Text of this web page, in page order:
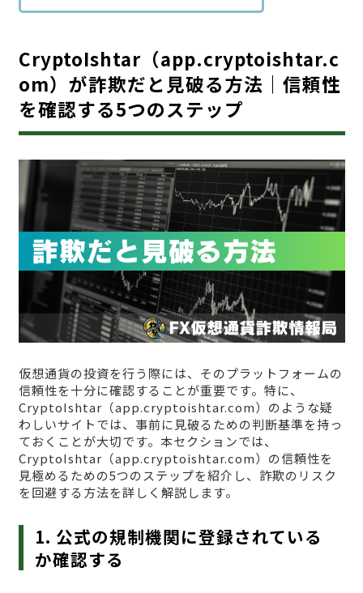
CryptoIshtar（app.cryptoishtar.c
om）が詐欺だと見破る方法｜信頼性
を確認する5つのステップ
仮想通貨の投資を行う際には、そのプラットフォームの
信頼性を十分に確認することが重要です。特に、
CryptoIshtar（app.cryptoishtar.com）のような疑
わしいサイトでは、事前に見破るための判断基準を持っ
ておくことが大切です。本セクションでは、
CryptoIshtar（app.cryptoishtar.com）の信頼性を
見極めるための5つのステップを紹介し、詐欺のリスク
を回避する方法を詳しく解説します。
1. 公式の規制機関に登録されている
か確認する